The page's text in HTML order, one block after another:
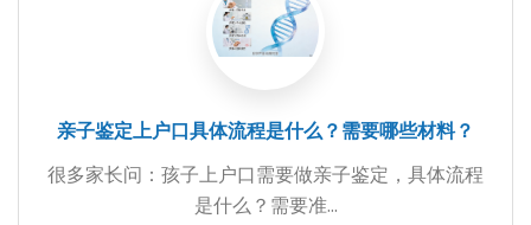
亲子鉴定上户口具体流程是什么？需要哪些材料？
很多家长问：孩子上户口需要做亲子鉴定，具体流程
是什么？需要准...